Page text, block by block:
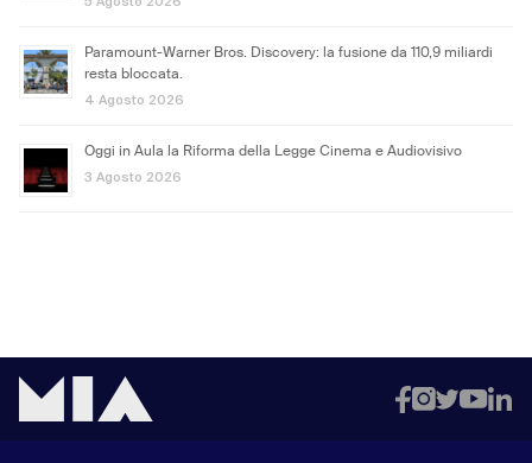
Paramount-Warner Bros. Discovery: la fusione da 110,9 miliardi
resta bloccata.
4 Agosto 2026
Oggi in Aula la Riforma della Legge Cinema e Audiovisivo
3 Agosto 2026